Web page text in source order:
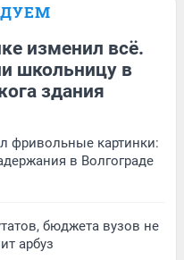
изменил всё.
школьницу в
здания
фривольные картинки:
в Волгограде
бюджета вузов не
арбуз